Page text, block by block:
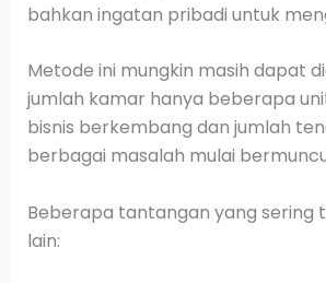
bahkan ingatan pribadi untuk
Metode ini mungkin masih dapat
jumlah kamar hanya beberapa
bisnis berkembang dan jumlah
berbagai masalah mulai
Beberapa tantangan yang sering
lain: